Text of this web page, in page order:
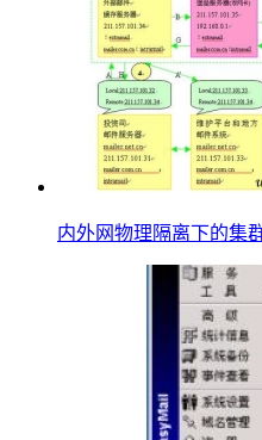
内外网物理隔离下的集